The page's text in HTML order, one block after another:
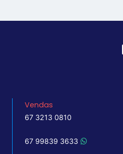
Vendas
67 3213 0810
67 99839 3633